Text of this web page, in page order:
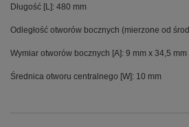
Długość [L]: 480 mm
Odległość otworów bocznych (mierzone od
Wymiar otworów bocznych [A]: 9 mm x 34,5 mm
Średnica otworu centralnego [W]: 10 mm